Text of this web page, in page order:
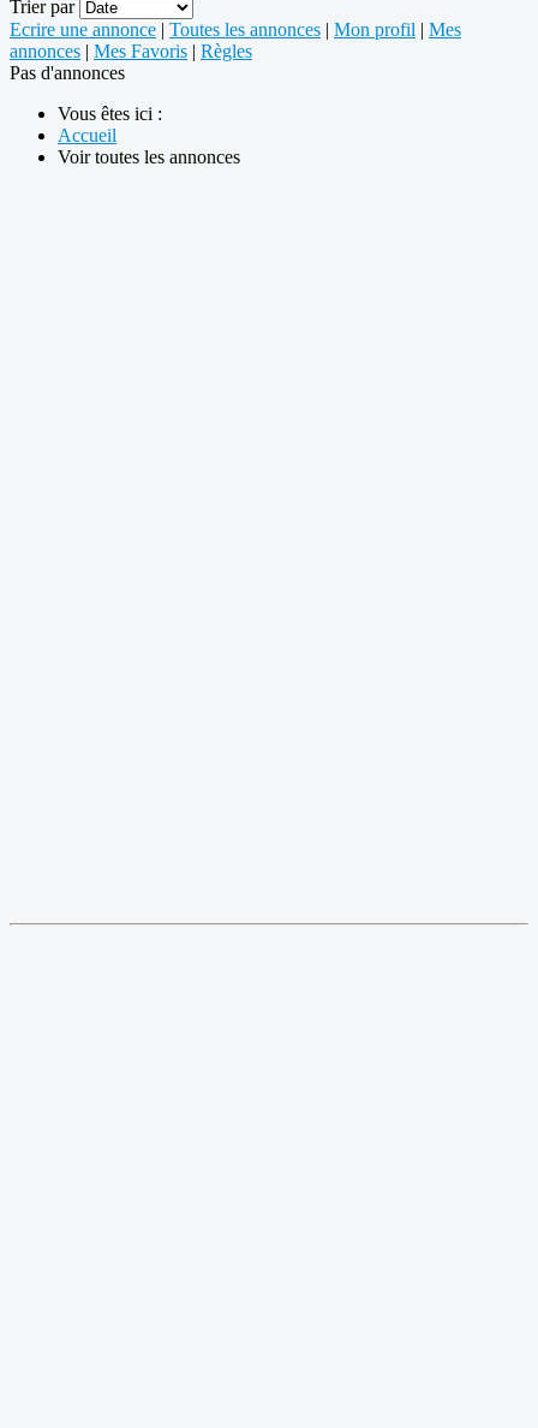
Trier par
Ecrire une annonce
Toutes les annonces Mon profil
Mes
annonces
Mes Favoris
Règles
Pas d'annonces
Vous êtes ici :
Accueil
Voir toutes les annonces